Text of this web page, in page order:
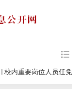
校内重要岗位人员任免